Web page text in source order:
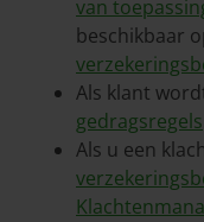
van
beschikbaar
Als klant
gedragsregels
Als u een